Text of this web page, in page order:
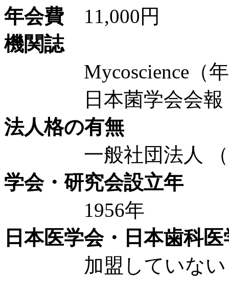
年会費 11,000円
機関誌
Mycoscience（年間
日本菌学会会報（
法人格の有無
一般社団法人 （
学会・研究会設立年
1956年
日本医学会・日本歯科
加盟していない